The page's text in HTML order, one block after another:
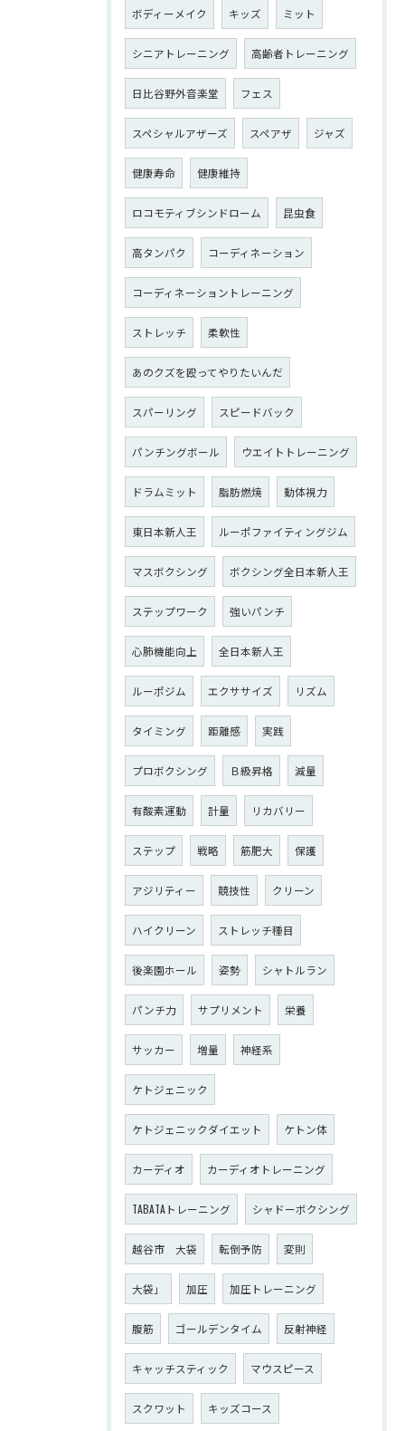
ボディーメイク キッズ ミット
シニアトレーニング 高齢者トレーニング
日比谷野外音楽堂 フェス
スペシャルアザーズ スペアザ ジャズ
健康寿命 健康維持
ロコモティブシンドローム 昆虫食
高タンパク コーディネーション
コーディネーショントレーニング
ストレッチ 柔軟性
あのクズを殴ってやりたいんだ
スパーリング スピードバック
パンチングボール ウエイトトレーニング
ドラムミット 脂肪燃焼 動体視力
東日本新人王 ルーポファイティングジム
マスボクシング ボクシング全日本新人王
ステップワーク 強いパンチ
心肺機能向上 全日本新人王
ルーポジム エクササイズ リズム
タイミング 距離感 実践
プロボクシング Ｂ級昇格 減量
有酸素運動 計量 リカバリー
ステップ 戦略 筋肥大 保護
アジリティー 競技性 クリーン
ハイクリーン ストレッチ種目
後楽園ホール 姿勢 シャトルラン
パンチ力 サプリメント 栄養
サッカー 増量 神経系
ケトジェニック
ケトジェニックダイエット ケトン体
カーディオ カーディオトレーニング
TABATAトレーニング シャドーボクシング
越谷市 大袋 転倒予防 変則
大袋」 加圧 加圧トレーニング
腹筋 ゴールデンタイム 反射神経
キャッチスティック マウスピース
スクワット キッズコース